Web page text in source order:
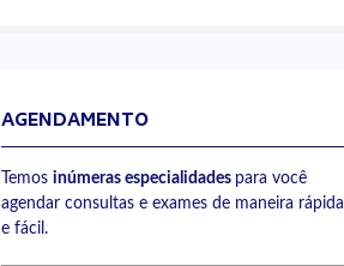
AGENDAMENTO
Temos inúmeras especialidades para você
agendar consultas e exames de maneira rápida
e fácil.